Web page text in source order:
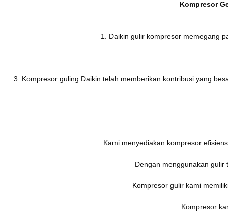
Kompresor
1. Daikin gulir kompresor memegang
3. Kompresor guling Daikin telah memberikan kontribusi yang
Kami menyediakan kompresor
Dengan menggunakan
Kompresor gulir kami
Kompresor